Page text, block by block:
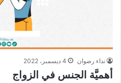
نداء رضوان 4 ديسمبر، 2022
أهميَّة الجنس في الزواج